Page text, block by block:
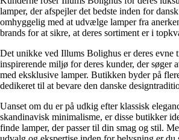
lamper, der afspejler det bedste inden for
omhyggelig med at udvælge lamper fra
brands for at sikre, at deres sortiment er i
Det unikke ved Illums Bolighus er deres evne
inspirerende miljø for deres kunder, der søger
med eksklusive lamper. Butikken byder på
dedikeret til at bevare den danske
Uanset om du er på udkig efter klassisk
skandinavisk minimalisme, er disse butikker
finde lamper, der passer til din smag og stil.